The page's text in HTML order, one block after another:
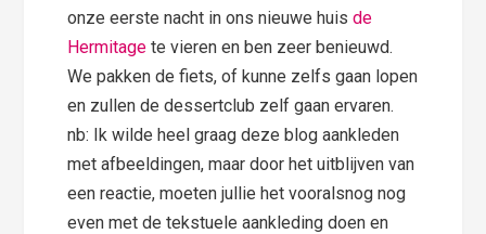
onze eerste nacht in ons nieuwe huisde
Hermitage te vieren en ben zeer benieuwd.
We pakken de fiets, of kunne zelfs gaan lopen
en zullen de dessertclub zelf gaan ervaren.
nb: Ik wilde heel graag deze blog aankleden
met afbeeldingen, maar door het uitblijven van
een reactie, moeten jullie het vooralsnog nog
even met de tekstuele aankleding doen en